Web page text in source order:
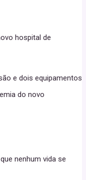
hospital de
e dois equipamentos
do novo
nenhum vida se